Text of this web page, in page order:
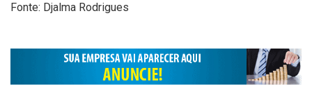
Fonte: Djalma Rodrigues